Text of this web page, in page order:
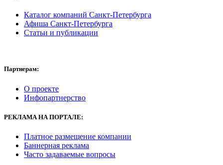
Каталог компаний Санкт-Петербурга
Афиша Санкт-Петербурга
Статьи и публикации
Партнерам:
О проекте
Инфопартнерство
РЕКЛАМА НА ПОРТАЛЕ:
Платное размещение компании
Баннерная реклама
Часто задаваемые вопросы